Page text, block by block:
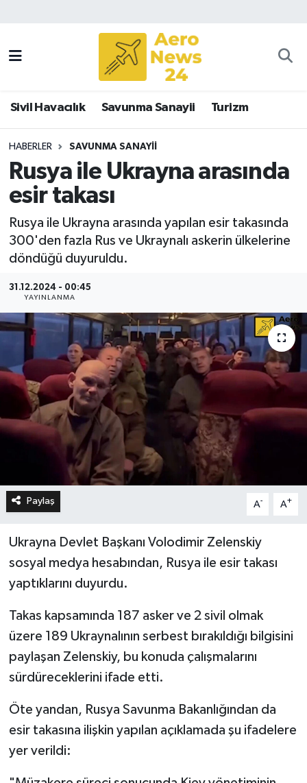
Sivil Havacılık Savunma Sanayii Turizm
HABERLER SAVUNMA SANAYII
Rusya ile Ukrayna arasında
esir takası
Rusya ile Ukrayna arasında yapılan esir takasında
300'den fazla Rus ve Ukraynalı askerin ülkelerine
döndüğü duyuruldu.
31.12.2024 - 00:45
YAYINLANMA
Paylaş A- A+
Ukrayna Devlet Başkanı Volodimir Zelenskiy
sosyal medya hesabından, Rusya ile esir takası
yaptıklarını duyurdu.
Takas kapsamında 187 asker ve 2 sivil olmak
üzere 189 Ukraynalının serbest bırakıldığı bilgisini
paylaşan Zelenskiy, bu konuda çalışmalarını
sürdüreceklerini ifade etti.
Öte yandan, Rusya Savunma Bakanlığından da
esir takasına ilişkin yapılan açıklamada şu ifadelere
yer verildi: